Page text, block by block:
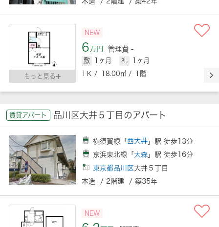
もっと見る
NEW
6万円 管理費 -
敷 1ヶ月 礼
1ヶ月
1Ｋ / 18.00㎡ / 1階
賃貸アパート 品川区大井５丁目のアパート
横須賀線「 西大井 」駅 徒歩13分
京浜東北線「 大森 」駅 徒歩16分
東京都品川区 大井５丁目
木造 / 2階建 / 築35年
NEW